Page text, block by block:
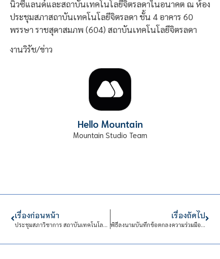
นิวซีแลนด์และสถาบันเทคโนโลยีจิตรลดาในอนาคต ณ ห้อง
ประชุมสภาสถาบันเทคโนโลยีจิตรลดา ชั้น 4 อาคาร 60
พรรษา ราชสุดาสมภพ (604) สถาบันเทคโนโลยีจิตรลดา
งานวิรัช/ข่าว
Hello Mountain
Mountain Studio Team
เรื่องก่อนหน้า
ประชุมสภาวิชาการ สถาบันเทคโนโลยีจิตรลดา ครั้งที่ 5
เรื่องถัดไป
พิธีลงนามบันทึกข้อตกลงความร่วมมือทางวิชาการ (MOU)